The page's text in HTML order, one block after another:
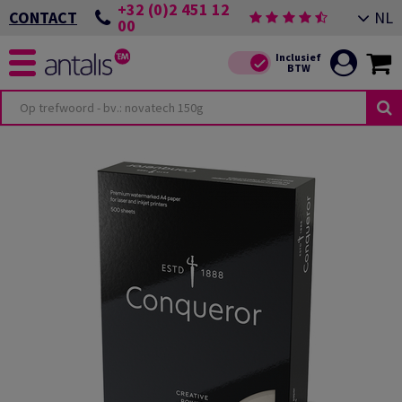
CONTACT +32 (0)2 451 12
00 NL